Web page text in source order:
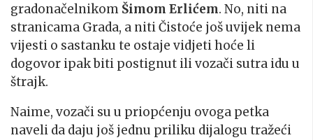
gradonačelnikom Šimom Erlićem. No, niti na
stranicama Grada, a niti Čistoće još uvijek nema
vijesti o sastanku te ostaje vidjeti hoće li
dogovor ipak biti postignut ili vozači sutra idu u
štrajk.
Naime, vozači su u priopćenju ovoga petka
naveli da daju još jednu priliku dijalogu tražeći